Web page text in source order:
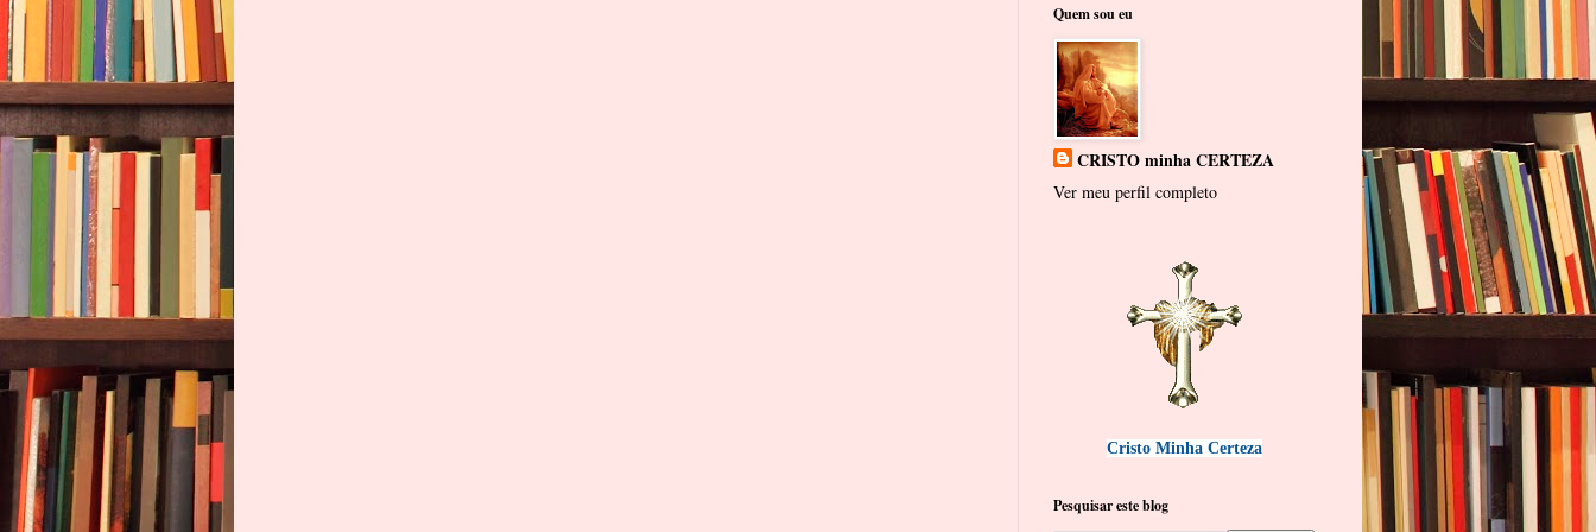
Quem sou eu
CRISTO minha CERTEZA
Ver meu perfil completo
Cristo Minha Certeza
Pesquisar este blog